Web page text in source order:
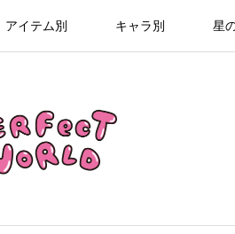
アイテム別 キャラ別 星